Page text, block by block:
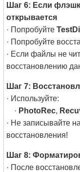
Шаг 6: Если
открывается
· Попробуйте
· Попробуйте
· Если файлы не
восстановлению
Шаг 7:
· Используйте:
· PhotoRec,
· Не записывайте
восстановления!
Шаг 8:
· После